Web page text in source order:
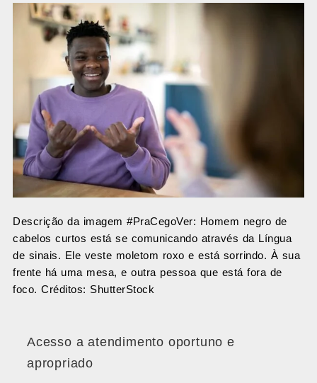
Descrição da imagem #PraCegoVer: Homem negro de
cabelos curtos está se comunicando através da Língua
de sinais. Ele veste moletom roxo e está sorrindo. À sua
frente há uma mesa, e outra pessoa que está fora de
foco. Créditos: ShutterStock
Acesso a atendimento oportuno e
apropriado